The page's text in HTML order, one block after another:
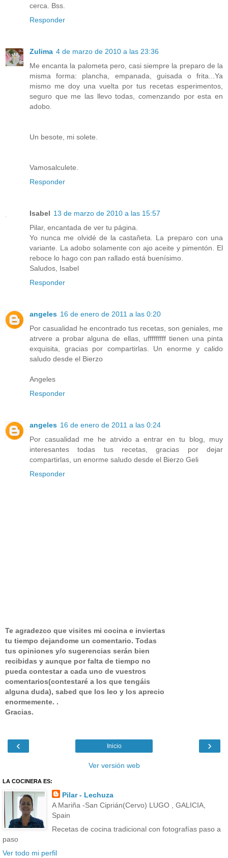
cerca. Bss.
Responder
Zulima 4 de marzo de 2010 a las 23:36
Me encanta la palometa pero, casi siempre la preparo de la
misma forma: plancha, empanada, guisada o frita...Ya
mismo me doy una vuelta por tus recetas esperimentos,
seguro que me las llevo todas, comenzando por esta en
adobo.
Un besote, mi solete.
Vamosalculete.
Responder
Isabel 13 de marzo de 2010 a las 15:57
Pilar, encantada de ver tu página.
Yo nunca me olvidé de la castañeta. La preparo con una
variante. La adobo solamente con ajo aceite y pimentón. El
reboce lo hago con pan rallado está buenísimo.
Saludos, Isabel
Responder
angeles 16 de enero de 2011 a las 0:20
Por casualidad he encontrado tus recetas, son geniales, me
atrvere a probar alguna de ellas, ufffffffff tienen una pinta
exquisita, gracias por compartirlas. Un enorme y calido
saludo desde el Bierzo
Angeles
Responder
angeles 16 de enero de 2011 a las 0:24
Por casualidad me he atrvido a entrar en tu blog, muy
interesantes todas tus recetas, gracias por dejar
compartirlas, un enorme saludo desde el Bierzo Geli
Responder
Te agradezco que visites mi cocina e inviertas
tu tiempo dejandome un comentario. Todas
tus opiniones y/o sugerencias serán bien
recibidas y aunque por falta de tiempo no
pueda contestar a cada uno de vuestros
comentarios(contestaré a los que tengáis
alguna duda), sabed que los leo y los aprecio
enormemente. .
Gracias.
‹ ›
Inicio
Ver versión web
LA COCINERA ES:
Pilar - Lechuza
A Mariña -San Ciprián(Cervo) LUGO , GALICIA,
Spain
Recetas de cocina tradicional con fotografías paso a
paso
Ver todo mi perfil